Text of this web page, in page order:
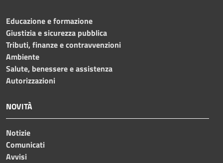
Educazione e formazione
Giustizia e sicurezza pubblica
Tributi, finanze e contravvenzioni
Ambiente
Salute, benessere e assistenza
Autorizzazioni
NOVITÀ
Notizie
Comunicati
Avvisi